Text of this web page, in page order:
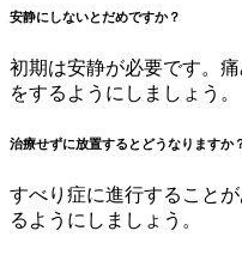
安静にしないとだめですか？
初期は安静が必要です。
をするようにしましょう。
治療せずに放置するとどうなりますか
すべり症に進行すること
るようにしましょう。